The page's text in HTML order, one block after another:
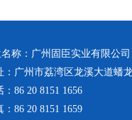
称：广州固臣实业有限公司
：广州市荔湾区龙溪大道蟠
：86 20 8151 1656
：86 20 8151 1659